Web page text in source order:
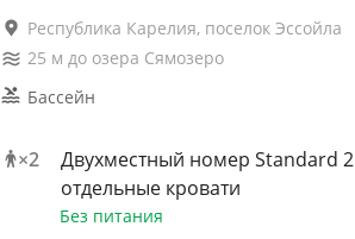
Республика Карелия, поселок Эссойла
25 м до озера Сямозеро
Бассейн
×2
Двухместный номер Standard 2
отдельные кровати
Без питания